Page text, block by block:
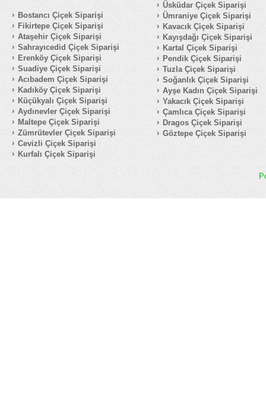
Bostancı Çiçek Siparişi
Fikirtepe Çiçek Siparişi
Ataşehir Çiçek Siparişi
Sahrayıcedid Çiçek Siparişi
Erenköy Çiçek Siparişi
Suadiye Çiçek Siparişi
Acıbadem Çiçek Siparişi
Kadıköy Çiçek Siparişi
Küçükyalı Çiçek Siparişi
Aydınevler Çiçek Siparişi
Maltepe Çiçek Siparişi
Zümrütevler Çiçek Siparişi
Cevizli Çiçek Siparişi
Kurfalı Çiçek Siparişi
Üsküdar Çiçek Siparişi
Ümraniye Çiçek Siparişi
Kavacık Çiçek Siparişi
Kayışdağı Çiçek Siparişi
Kartal Çiçek Siparişi
Pendik Çiçek Siparişi
Tuzla Çiçek Siparişi
Soğanlık Çiçek Siparişi
Ayşe Kadın Çiçek Siparişi
Yakacık Çiçek Siparişi
Çamlıca Çiçek Siparişi
Dragos Çiçek Siparişi
Göztepe Çiçek Siparişi